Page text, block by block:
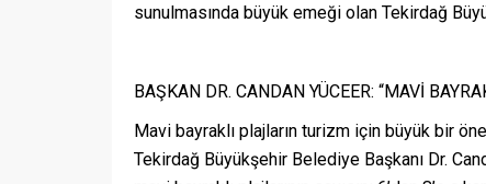
sunulmasında büyük emeği olan Tekirdağ
BAŞKAN DR. CANDAN YÜCEER: “MAVİ
Mavi bayraklı plajların turizm için büyük bir
Tekirdağ Büyükşehir Belediye Başkanı Dr.